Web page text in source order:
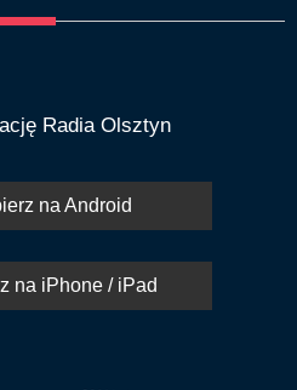
Radia Olsztyn
na Android
na iPhone / iPad